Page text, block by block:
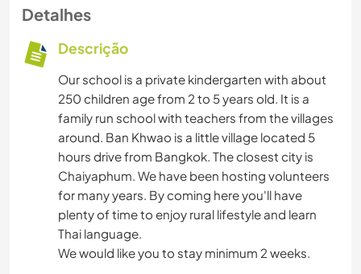
Detalhes
Descrição
Our school is a private kindergarten with about
250 children age from 2 to 5 years old. It is a
family run school with teachers from the villages
around. Ban Khwao is a little village located 5
hours drive from Bangkok. The closest city is
Chaiyaphum. We have been hosting volunteers
for many years. By coming here you'll have
plenty of time to enjoy rural lifestyle and learn
Thai language.
We would like you to stay minimum 2 weeks.